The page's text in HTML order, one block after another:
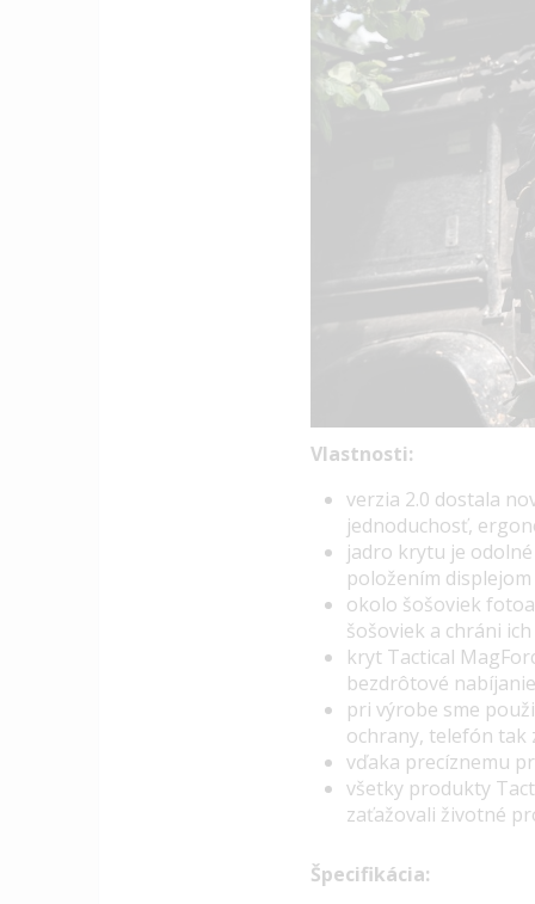
Vlastnosti:
verzia 2.0 dostala
jednoduchosť,
jadro krytu je
položením
okolo šošoviek
šošoviek a chráni
kryt Tactical
bezdrôtové
pri výrobe sme
ochrany, telefón tak
vďaka precíznemu
všetky produkty
zaťažovali životné
Špecifikácia: